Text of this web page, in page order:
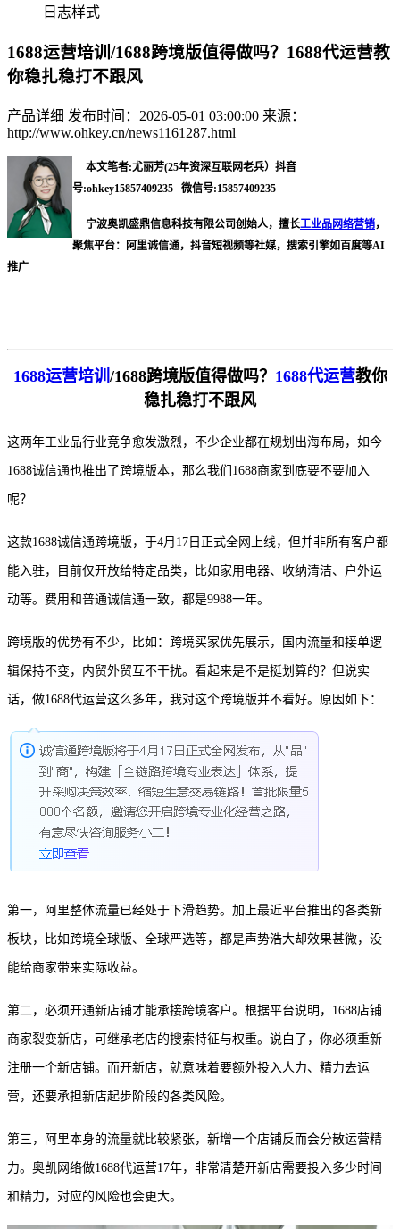
日志样式
1688运营培训/1688跨境版值得做吗？1688代运营教
你稳扎稳打不跟风
产品详细 发布时间：2026-05-01 03:00:00 来源：
http://www.ohkey.cn/news1161287.html
本文笔者:尤丽芳(25年资深互联网老兵）抖音
号:ohkey15857409235 微信号:15857409235
宁波奥凯盛鼎信息科技有限公司创始人，擅长工业品网络营销，
聚焦平台：阿里诚信通，抖音短视频等社媒，搜索引擎如百度等AI
推广
1688运营培训 /1688跨境版值得做吗？ 1688代运营教你
稳扎稳打不跟风
这两年工业品行业竞争愈发激烈，不少企业都在规划出海布局，如今
1688诚信通也推出了跨境版本，那么我们1688商家到底要不要加入
呢？
这款1688诚信通跨境版，于4月17日正式全网上线，但并非所有客户都
能入驻，目前仅开放给特定品类，比如家用电器、收纳清洁、户外运
动等。费用和普通诚信通一致，都是9988一年。
跨境版的优势有不少，比如：跨境买家优先展示，国内流量和接单逻
辑保持不变，内贸外贸互不干扰。看起来是不是挺划算的？但说实
话，做1688代运营这么多年，我对这个跨境版并不看好。原因如下：
第一，阿里整体流量已经处于下滑趋势。加上最近平台推出的各类新
板块，比如跨境全球版、全球严选等，都是声势浩大却效果甚微，没
能给商家带来实际收益。
第二，必须开通新店铺才能承接跨境客户。根据平台说明，1688店铺
商家裂变新店，可继承老店的搜索特征与权重。说白了，你必须重新
注册一个新店铺。而开新店，就意味着要额外投入人力、精力去运
营，还要承担新店起步阶段的各类风险。
第三，阿里本身的流量就比较紧张，新增一个店铺反而会分散运营精
力。奥凯网络做1688代运营17年，非常清楚开新店需要投入多少时间
和精力，对应的风险也会更大。